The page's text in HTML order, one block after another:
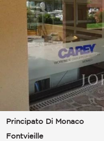
Principato Di Monaco
Fontvieille